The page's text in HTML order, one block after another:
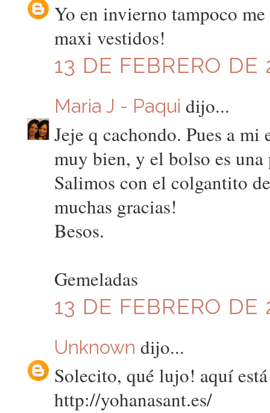
Yo en invierno tampoco
maxi vestidos!
13 DE FEBRERO
Maria J - Paqui dijo...
Jeje q cachondo. Pues a
muy bien, y el bolso es
Salimos con el colgantito
muchas gracias!
Besos.
Gemeladas
13 DE FEBRERO
Unknown dijo...
Solecito, qué lujo! aquí
http://yohanasant.es/